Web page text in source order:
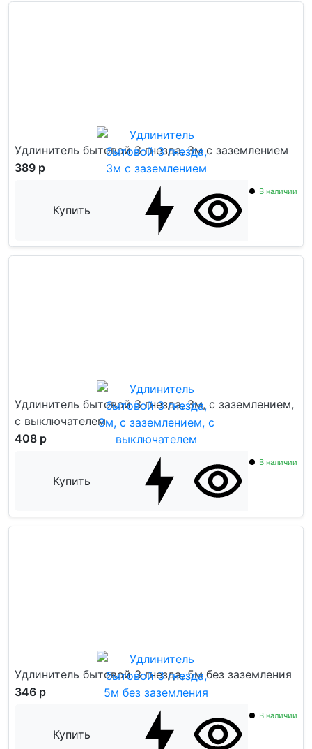
Удлинитель бытовой 3 гнезда, 3м с заземлением
389 р
Купить
В наличии
Удлинитель бытовой 3 гнезда, 3м, с заземлением,
с выключателем
408 р
Купить
В наличии
Удлинитель бытовой 3 гнезда, 5м без заземления
346 р
Купить
В наличии